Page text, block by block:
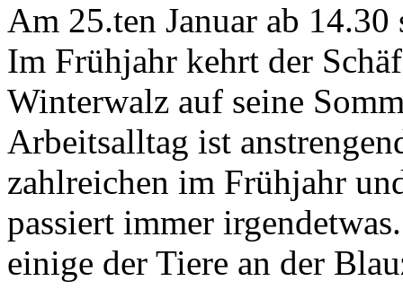
Am 25.ten Januar ab
Im Frühjahr kehrt der
Winterwalz auf seine
Arbeitsalltag ist
zahlreichen im Frühjahr
passiert immer
einige der Tiere an der